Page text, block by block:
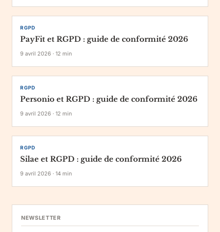
RGPD
PayFit et RGPD : guide de conformité 2026
9 avril 2026 · 12 min
RGPD
Personio et RGPD : guide de conformité 2026
9 avril 2026 · 12 min
RGPD
Silae et RGPD : guide de conformité 2026
9 avril 2026 · 14 min
NEWSLETTER